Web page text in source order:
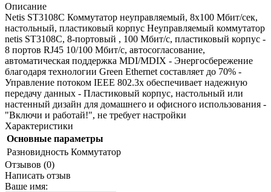
Описание
Netis ST3108C Коммутатор неуправляемый, 8х100 Мбит/сек,
настольный, пластиковый корпус Неуправляемый коммутатор
netis ST3108C, 8-портовый , 100 Мбит/с, пластиковый корпус -
8 портов RJ45 10/100 Мбит/с, автосогласование,
автоматическая поддержка MDI/MDIX - Энергосбережение
благодаря технологии Green Ethernet составляет до 70% -
Управление потоком IEEE 802.3x обеспечивает надежную
передачу данных - Пластиковый корпус, настольный или
настенный дизайн для домашнего и офисного использования -
"Включи и работай!", не требует настройки
Характеристики
Основные параметры
Разновидность Коммутатор
Отзывов (0)
Написать отзыв
Ваше имя: